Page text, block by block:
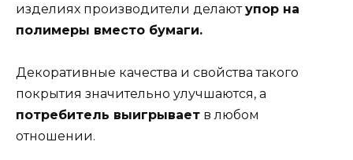
изделиях производители делаютупор на
полимеры вместо бумаги.
Декоративные качества и свойства такого
покрытия значительно улучшаются, а
потребитель выигрывает в любом
отношении.